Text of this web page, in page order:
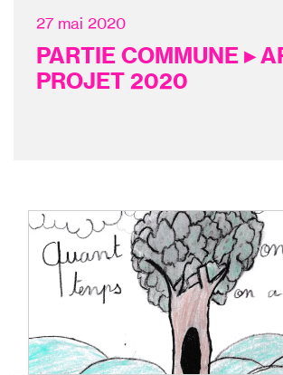
27 mai 2020
PARTIE COMMUNE ▸
PROJET 2020